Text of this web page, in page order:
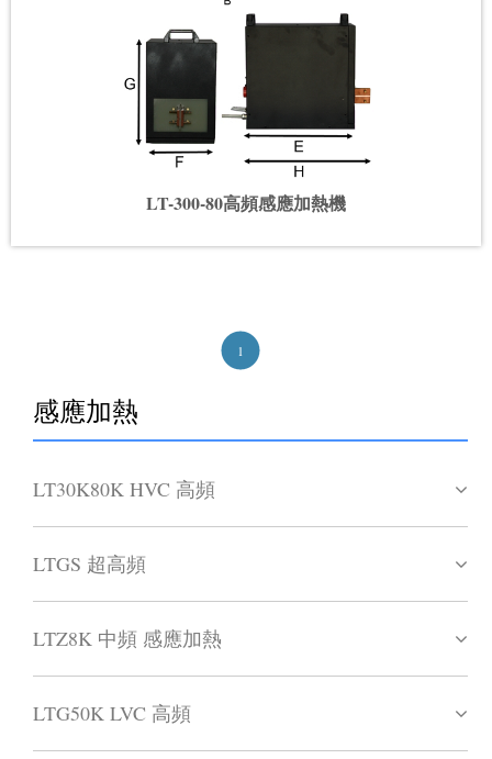
LT-300-80高頻感應加熱機
1
感應加熱
LT30K80K HVC 高頻
LTGS 超高頻
LTZ8K 中頻 感應加熱
LTG50K LVC 高頻